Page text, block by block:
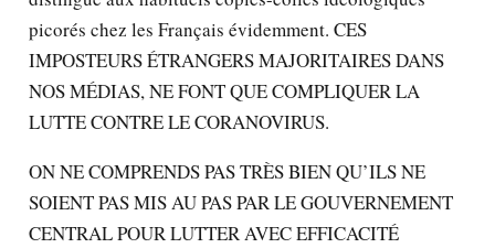
picorés chez les Français évidemment. CES
IMPOSTEURS ÉTRANGERS MAJORITAIRES DANS
NOS MÉDIAS, NE FONT QUE COMPLIQUER LA
LUTTE CONTRE LE CORANOVIRUS.
ON NE COMPRENDS PAS TRÈS BIEN QU’ILS NE
SOIENT PAS MIS AU PAS PAR LE GOUVERNEMENT
CENTRAL POUR LUTTER AVEC EFFICACITÉ